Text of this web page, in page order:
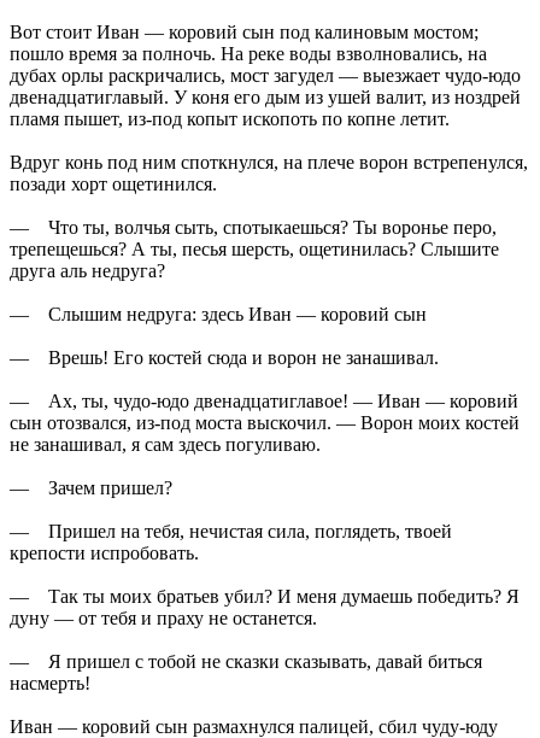
Вот стоит Иван — коровий сын под калиновым мостом;
пошло время за полночь. На реке воды взволновались, на
дубах орлы раскричались, мост загудел — выезжает чудо-юдо
двенадцатиглавый. У коня его дым из ушей валит, из ноздрей
пламя пышет, из-под копыт ископоть по копне летит.
Вдруг конь под ним споткнулся, на плече ворон встрепенулся,
позади хорт ощетинился.
— Что ты, волчья сыть, спотыкаешься? Ты воронье перо,
трепещешься? А ты, песья шерсть, ощетинилась? Слышите
друга аль недруга?
— Слышим недруга: здесь Иван — коровий сын
— Врешь! Его костей сюда и ворон не занашивал.
— Ах, ты, чудо-юдо двенадцатиглавое! — Иван — коровий
сын отозвался, из-под моста выскочил. — Ворон моих костей
не занашивал, я сам здесь погуливаю.
— Зачем пришел?
— Пришел на тебя, нечистая сила, поглядеть, твоей
крепости испробовать.
— Так ты моих братьев убил? И меня думаешь победить? Я
дуну — от тебя и праху не останется.
— Я пришел с тобой не сказки сказывать, давай биться
насмерть!
Иван — коровий сын размахнулся палицей, сбил чуду-юду